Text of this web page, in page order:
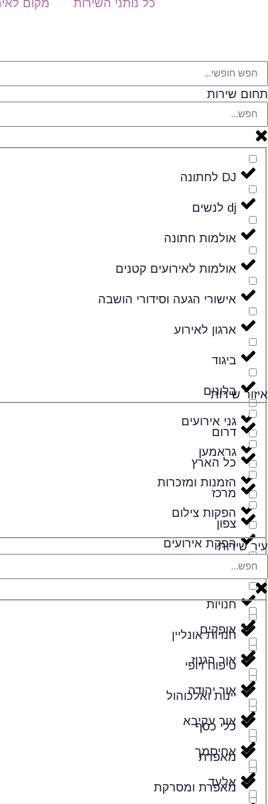
כל נותני השירות מקום
תחום שירות
DJ לחתונה
dj לנשים
אולמות חתונה
אולמות לאירועים קטנים
אישורי הגעה וסידורי הושבה
ארגון לאירוע
ביגוד
בלונים
גני אירועים
גראמען
הזמנות ומזכרות
הפקות צילום
הפקת אירועים
זמרים
חנויות
חנויות אונליין
טיפוח ויופי
יינות ואלכוהול
כלי כסף
מאפרת
מאפרת ומסרקת
איזור שירות
דרום
כל הארץ
מרכז
צפון
עיר שירות
אופקים
אור הגנוז
אור יהודה
אור עקיבא
אחיסמך
אלעד